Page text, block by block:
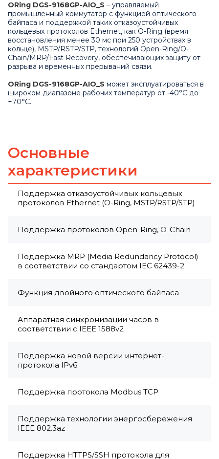
ORing DGS-9168GP-AIO_S – управляемый
промышленный коммутатор с функцией оптического
байпаса и поддержкой таких отказоустойчивых
кольцевых протоколов Ethernet, как O-Ring (время
восстановления менее 30 мс при 250 устройствах в
кольце), MSTP/RSTP/STP, технологий Open-Ring/O-
Chain/MRP/Fast Recovery, обеспечивающих защиту от
разрыва и временных прерываний связи.
ORing DGS-9168GP-AIO_S может эксплуатироваться в
широком диапазоне рабочих температур от -40°С до
+70°С.
Основные
характеристики
Поддержка отказоустойчивых кольцевых
протоколов Ethernet (O-Ring, MSTP/RSTP/STP)
Поддержка протоколов Open-Ring, O-Chain
Поддержка MRP (Media Redundancy Protocol)
в соответствии со стандартом IEC 62439-2
Функция двойного оптического байпаса
Аппаратная синхронизации часов в
соответствии с IEEE 1588v2
Поддержка новой версии интернет-
протокола IPv6
Поддержка протокола Modbus TCP
Поддержка технологии энергосбережения
IEEE 802.3az
Поддержка HTTPS/SSH протокола для